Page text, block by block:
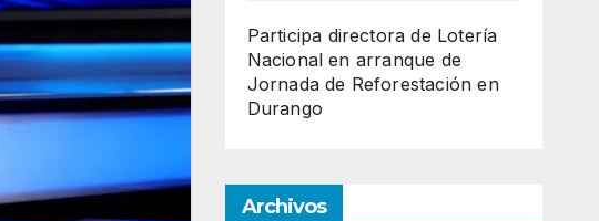
Participa directora de Lotería
Nacional en arranque de
Jornada de Reforestación en
Durango
Archivos